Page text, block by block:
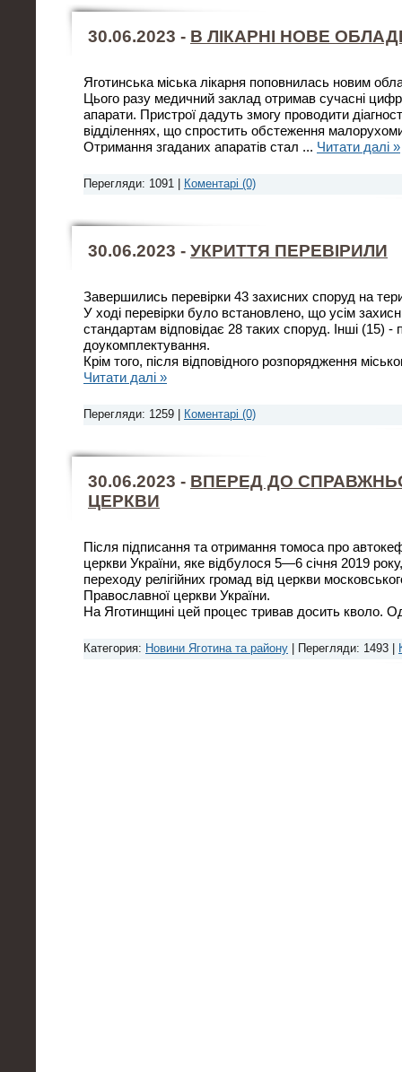
30.06.2023 - В ЛІКАРНІ НОВЕ
Яготинська міська лікарня поповнилась новим
Цього разу медичний заклад отримав сучасні
апарати. Пристрої дадуть змогу проводити
відділеннях, що спростить обстеження
Отримання згаданих апаратів стал ... Читати далі »
Перегляди: 1091 | Коментарі (0)
30.06.2023 - УКРИТТЯ ПЕРЕВІРИЛИ
Завершились перевірки 43 захисних споруд на
У ході перевірки було встановлено, що усім
стандартам відповідає 28 таких споруд. Інші (15) -
доукомплектування.
Крім того, після відповідного розпорядження
Читати далі »
Перегляди: 1259 | Коментарі (0)
30.06.2023 - ВПЕРЕД ДО
ЦЕРКВИ
Після підписання та отримання томоса про
церкви України, яке відбулося 5—6 січня 2019
переходу релігійних громад від церкви
Православної церкви України.
На Яготинщині цей процес тривав досить кволо.
Категория: Новини Яготина та району | Перегляди: 1493 |